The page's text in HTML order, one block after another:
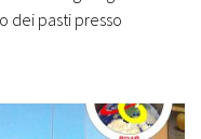
dei pasti presso